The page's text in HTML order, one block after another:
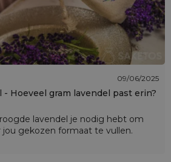
09/06/2025
- Hoeveel gram lavendel past erin?
lavendel je nodig hebt om
jou gekozen formaat te vullen.